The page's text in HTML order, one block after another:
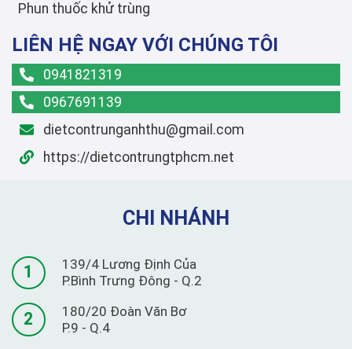
Phun thuốc khử trùng
LIÊN HỆ NGAY VỚI CHÚNG TÔI
0941821319
0967691139
dietcontrunganhthu@gmail.com
https://dietcontrungtphcm.net
CHI NHÁNH
1
139/4 Lương Định Của
P.Bình Trưng Đông - Q.2
2
180/20 Đoàn Văn Bơ
P.9 - Q.4